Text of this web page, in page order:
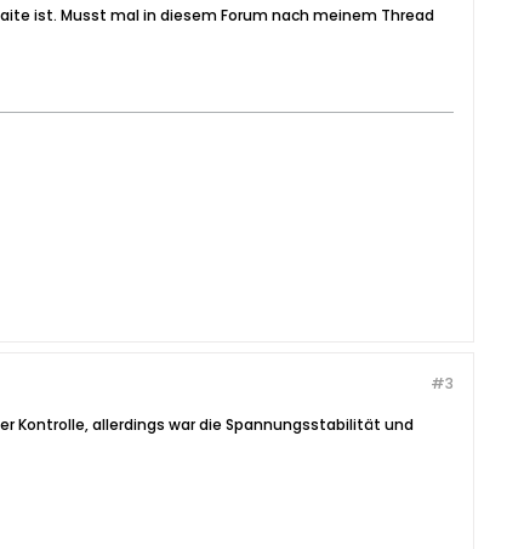
ist. Musst mal in diesem Forum nach meinem Thread
#3
Kontrolle, allerdings war die Spannungsstabilität und